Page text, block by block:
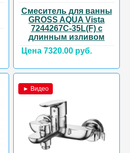
Смеситель для ванны
GROSS AQUA Vista
7244267C-35L(F) с
длинным изливом
Цена 7320.00 руб.
► Видео